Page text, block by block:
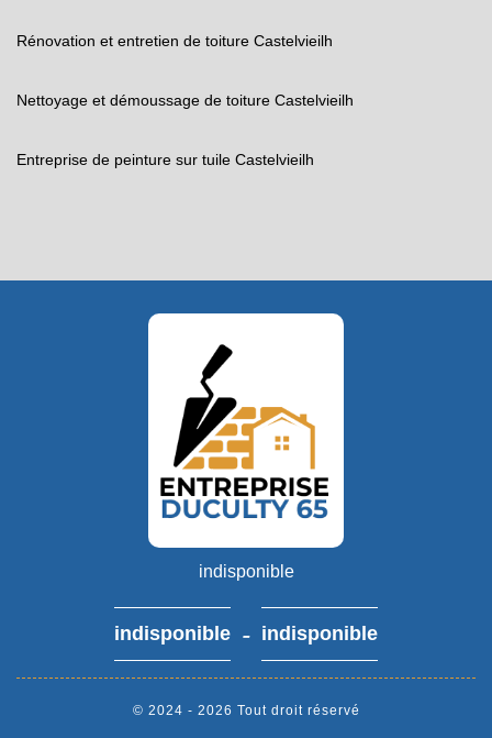
Rénovation et entretien de toiture Castelvieilh
Nettoyage et démoussage de toiture Castelvieilh
Entreprise de peinture sur tuile Castelvieilh
indisponible
indisponible - indisponible
© 2024 - 2026 Tout droit réservé